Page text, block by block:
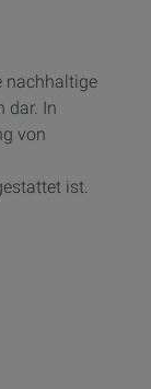
nachhaltige
dar. In
von
ist.